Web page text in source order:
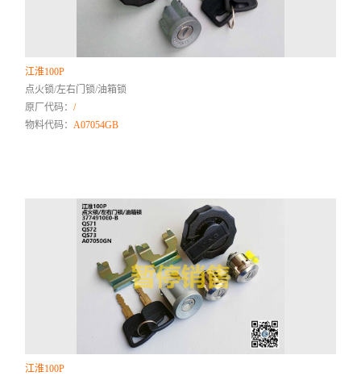
江淮100P
点火锁/左右门锁/油箱锁
原厂代码：/
物料代码：A07054GB
江淮100P